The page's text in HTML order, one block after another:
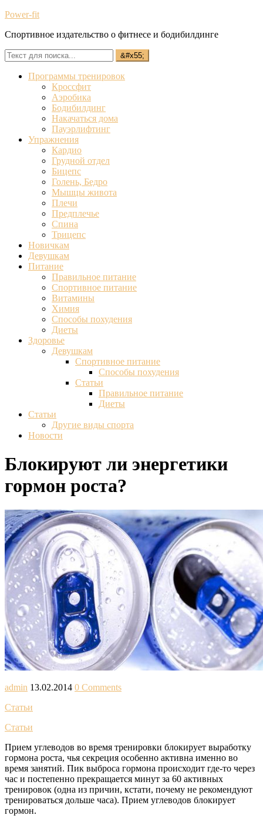
Power-fit
Спортивное издательство о фитнесе и бодибилдинге
Программы тренировок
Кроссфит
Аэробика
Бодибилдинг
Накачаться дома
Пауэрлифтинг
Упражнения
Кардио
Грудной отдел
Бицепс
Голень, Бедро
Мышцы живота
Плечи
Предплечье
Спина
Трицепс
Новичкам
Девушкам
Питание
Правильное питание
Спортивное питание
Витамины
Химия
Способы похудения
Диеты
Здоровье
Девушкам
Спортивное питание
Способы похудения
Статьи
Правильное питание
Диеты
Статьи
Другие виды спорта
Новости
Блокируют ли энергетики
гормон роста?
admin 13.02.2014 0 Comments
Статьи
Статьи
Прием углеводов во время тренировки блокирует выработку
гормона роста, чья секреция особенно активна именно во
время занятий. Пик выброса гормона происходит где-то через
час и постепенно прекращается минут за 60 активных
тренировок (одна из причин, кстати, почему не рекомендуют
тренироваться дольше часа). Прием углеводов блокируeт
гормон.